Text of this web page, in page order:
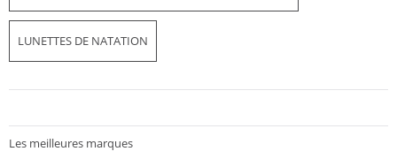
LUNETTES DE NATATION
Les meilleures marques